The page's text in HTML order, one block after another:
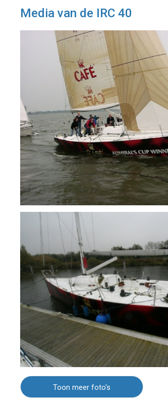
Media van de IRC 40
Toon meer foto's